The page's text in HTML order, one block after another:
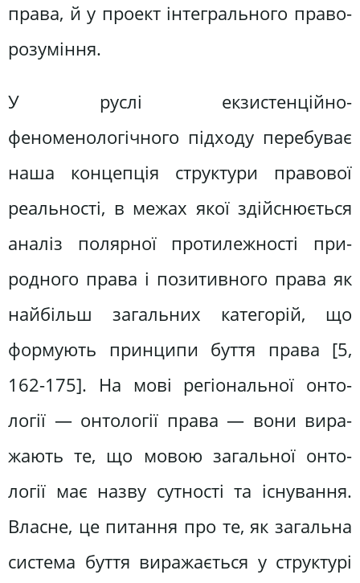
права, й у проект інтегрального право­
розуміння.
У руслі екзистенційно-
феноменологічного підходу перебуває
наша концепція структури правової
реаль­ності, в межах якої здійснюється
аналіз полярної протилежності при­
родного права і позитивного права як
найбільш загальних категорій, що
формують принципи буття права [5,
162-175]. На мові регіональної онто­
логії — онтології права — вони вира­
жають те, що мовою загальної онто­
логії має назву сутності та існування.
Власне, це питання про те, як загальна
система буття виражається у струк­турі